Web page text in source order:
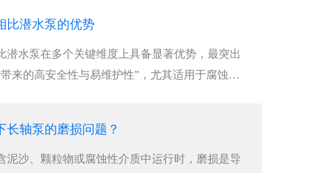
40%‌。···
比潜水泵的优势
潜水泵在多个关键维度上具备显著优势，‌最突出
来的高安全性与易维护性”，尤其适用于腐蚀
长轴泵的磨损问题？
泥沙、颗粒物或腐蚀性介质中运行时，磨损是导